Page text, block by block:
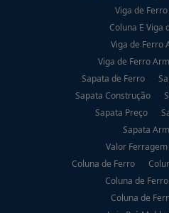
Viga de
Coluna E Viga
Viga de Ferro
Viga de Ferro
Sapata de Ferro
Sapata Construção
Sapata Preço
Sapata
Valor
Coluna de Ferro
Coluna de
Coluna de